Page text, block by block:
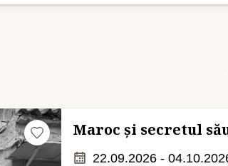
Maroc și secretul
22.09.2026 -